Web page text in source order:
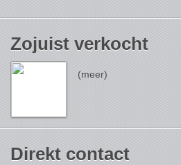
Zojuist verkocht
(meer)
Direkt contact